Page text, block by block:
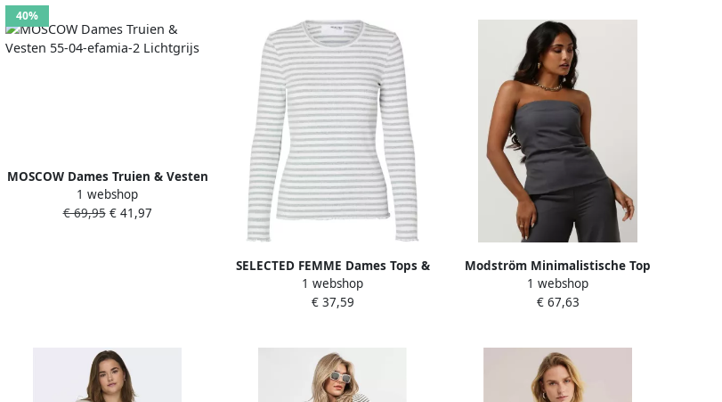
40%
MOSCOW Dames Truien & Vesten
55-04-efamia-2 Lichtgrijs
1 webshop
€ 69,95€ 41,97
SELECTED FEMME Dames Tops &
T-shirts Slfanna Ls Crew Neck Tee
Str Grijs
1 webshop
€ 37,59
Modström Minimalistische Top
voor Grijze Outfits Gray Dames
1 webshop
€ 67,63